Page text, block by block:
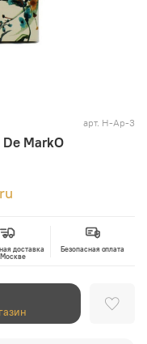
арт. Н-Ар-3
MarkO
доставка
Москве
Безопасная оплата